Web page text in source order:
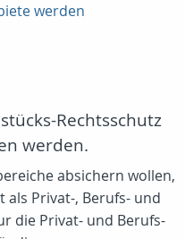
werden
Rechtsschutz
werden.
absichern wollen,
als Privat-, Berufs- und
die Privat- und Berufs-